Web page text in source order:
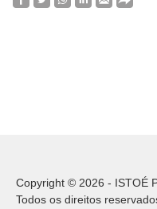
Copyright © 2026 - ISTOÉ
Todos os direitos